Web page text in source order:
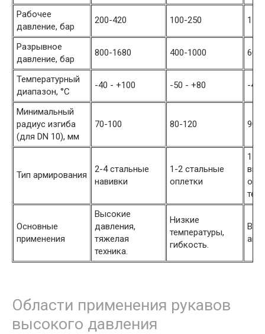
Рабочее
давление, бар
200-420 100-250
Разрывное
давление, бар
800-1680 400-1000
Температурный
диапазон, °C
-40 - +100 -50 - +80 -40
Минимальный
радиус изгиба
(для DN 10), мм
70-100 80-120 90-
Тип армирования
2-4 стальные
навивки
1-2 стальные
оплетки
1-2
Основные
применения
Высокие
давления,
тяжелая
техника.
Низкие
температуры,
гибкость.
Области применения рукавов
высокого давления